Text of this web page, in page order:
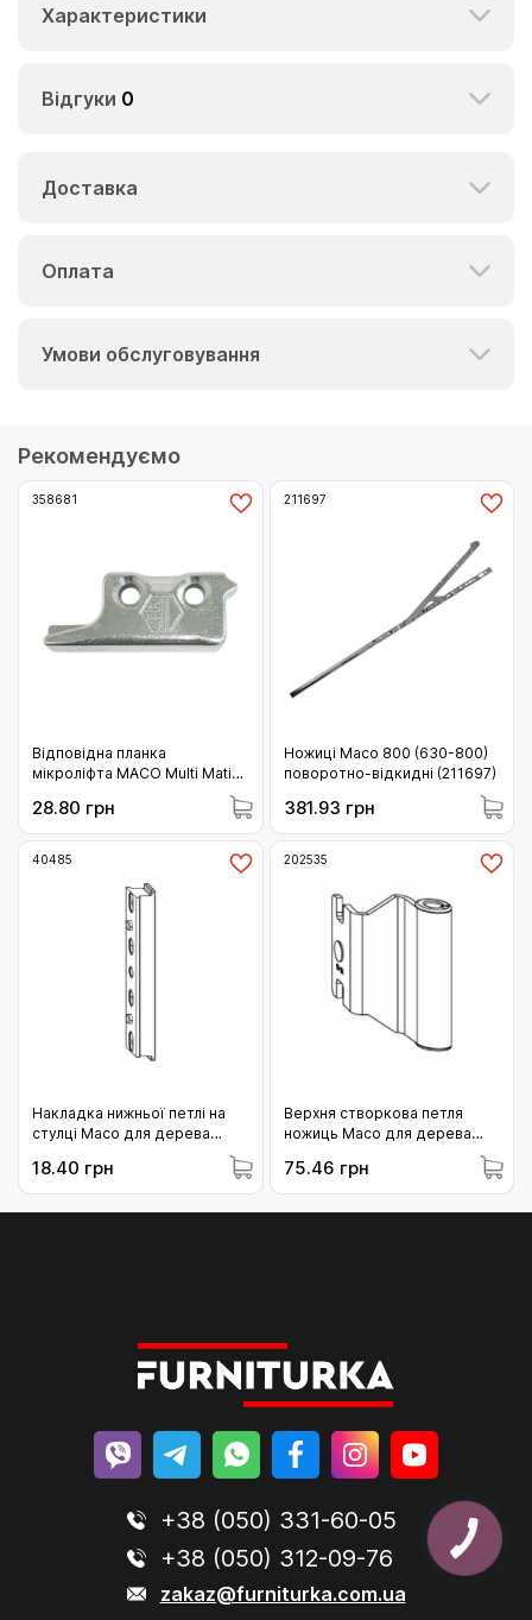
Характеристики
Відгуки 0
Доставка
Оплата
Умови обслуговування
Рекомендуємо
358681
Відповідна планка
мікроліфта MACO Multi Matic
для профільної системи KBE-
9 ліва (358681)
28.80 грн
211697
Ножиці Maco 800 (630-800)
поворотно-відкидні (211697)
381.93 грн
40485
Накладка нижньої петлі на
стулці Масо для дерева
18.40 грн
202535
Верхня створкова петля
ножиць Масо для дерева
4/18-13 та 4/18-13 (202535)
75.46 грн
+38 (050) 331-60-05
+38 (050) 312-09-76
zakaz@furniturka.com.ua